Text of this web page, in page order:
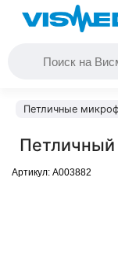
Петличные
Петличный
Артикул: A003882